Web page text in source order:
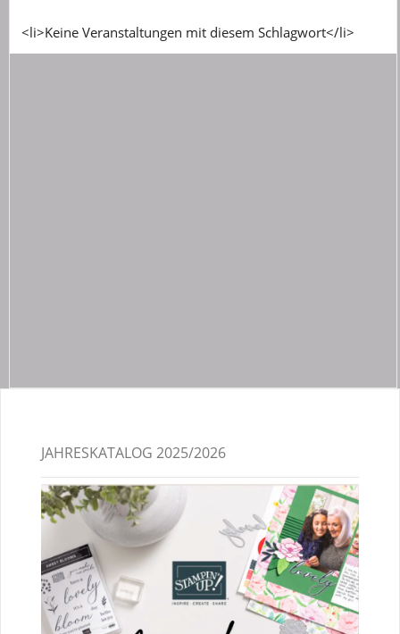
<li>Keine Veranstaltungen mit diesem Schlagwort</li>
JAHRESKATALOG 2025/2026